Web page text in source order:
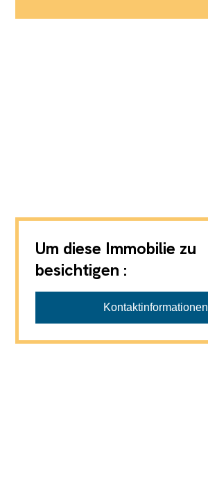
Um diese Immobilie zu
besichtigen :
Kontaktinformationen